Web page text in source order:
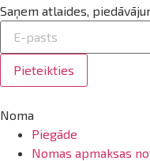
Saņem atlaides,
Pieteikties
Noma
Piegāde
Nomas apmaksas